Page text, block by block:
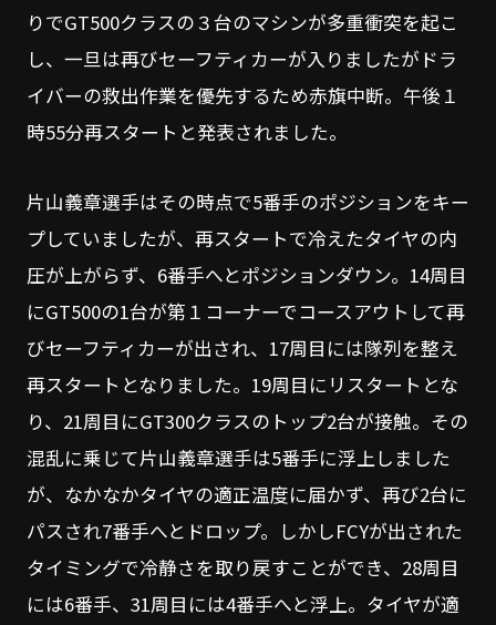
りでGT500クラスの３台のマシンが多重衝突を起こ
し、一旦は再びセーフティカーが入りましたがドラ
イバーの救出作業を優先するため赤旗中断。午後１
時55分再スタートと発表されました。
片山義章選手はその時点で5番手のポジションをキー
プしていましたが、再スタートで冷えたタイヤの内
圧が上がらず、6番手へとポジションダウン。14周目
にGT500の1台が第１コーナーでコースアウトして再
びセーフティカーが出され、17周目には隊列を整え
再スタートとなりました。19周目にリスタートとな
り、21周目にGT300クラスのトップ2台が接触。その
混乱に乗じて片山義章選手は5番手に浮上しました
が、なかなかタイヤの適正温度に届かず、再び2台に
パスされ7番手へとドロップ。しかしFCYが出された
タイミングで冷静さを取り戻すことができ、28周目
には6番手、31周目には4番手へと浮上。タイヤが適